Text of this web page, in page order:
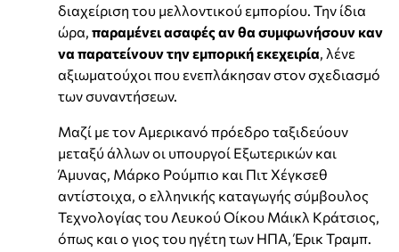
διαχείριση του μελλοντικού εμπορίου. Την ίδια
ώρα, παραμένει ασαφές αν θα συμφωνήσουν καν
να παρατείνουν την εμπορική εκεχειρία , λένε
αξιωματούχοι που ενεπλάκησαν στον σχεδιασμό
των συναντήσεων.
Μαζί με τον Αμερικανό πρόεδρο ταξιδεύουν
μεταξύ άλλων οι υπουργοί Εξωτερικών και
Άμυνας, Μάρκο Ρούμπιο και Πιτ Χέγκσεθ
αντίστοιχα, ο ελληνικής καταγωγής σύμβουλος
Τεχνολογίας του Λευκού Οίκου Μάικλ Κράτσιος,
όπως και ο γιος του ηγέτη των ΗΠΑ, Έρικ Τραμπ.